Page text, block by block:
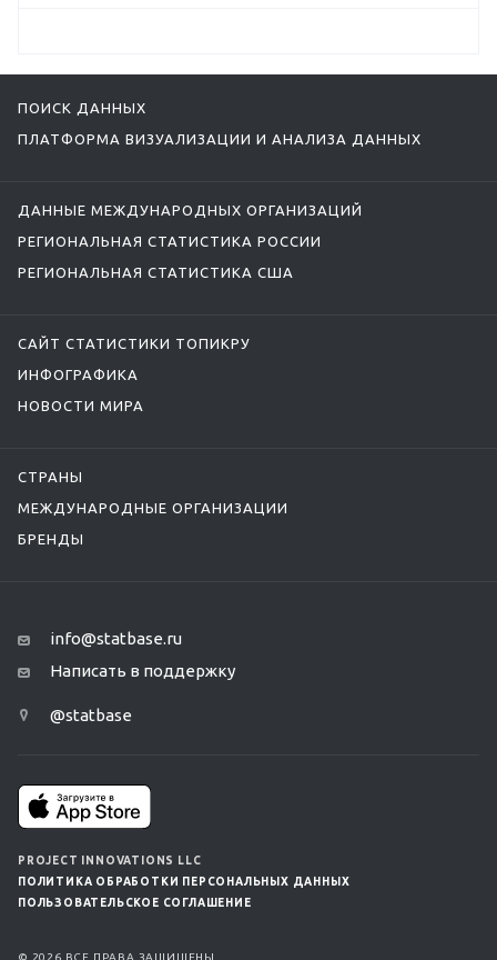
ПОИСК ДАННЫХ
ПЛАТФОРМА ВИЗУАЛИЗАЦИИ И АНАЛИЗА ДАННЫХ
ДАННЫЕ МЕЖДУНАРОДНЫХ ОРГАНИЗАЦИЙ
РЕГИОНАЛЬНАЯ СТАТИСТИКА РОССИИ
РЕГИОНАЛЬНАЯ СТАТИСТИКА США
САЙТ СТАТИСТИКИ ТОПИКРУ
ИНФОГРАФИКА
НОВОСТИ МИРА
СТРАНЫ
МЕЖДУНАРОДНЫЕ ОРГАНИЗАЦИИ
БРЕНДЫ
info@statbase.ru
Написать в поддержку
@statbase
PROJECT INNOVATIONS LLC
ПОЛИТИКА ОБРАБОТКИ ПЕРСОНАЛЬНЫХ ДАННЫХ
ПОЛЬЗОВАТЕЛЬСКОЕ СОГЛАШЕНИЕ
© 2026 ВСЕ ПРАВА ЗАЩИЩЕНЫ.